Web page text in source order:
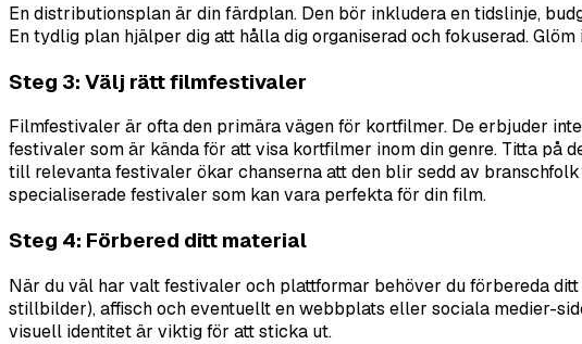
En distributionsplan är din färdplan. Den bör inkludera en tidslinje,
En tydlig plan hjälper dig att hålla dig organiserad och fokuserad.
Steg 3: Välj rätt filmfestivaler
Filmfestivaler är ofta den primära vägen för kortfilmer. De erbjuder
festivaler som är kända för att visa kortfilmer inom din genre. Titta på
till relevanta festivaler ökar chanserna att den blir sedd av
specialiserade festivaler som kan vara perfekta för din film.
Steg 4: Förbered ditt material
När du väl har valt festivaler och plattformar behöver du förbereda
stillbilder), affisch och eventuellt en webbplats eller sociala medier-
visuell identitet är viktig för att sticka ut.